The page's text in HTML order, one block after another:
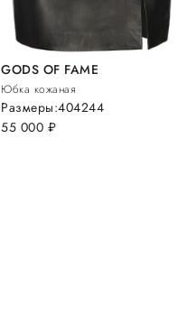
GODS OF FAME
Юбка кожаная
55 000 руб.
Размеры:404244